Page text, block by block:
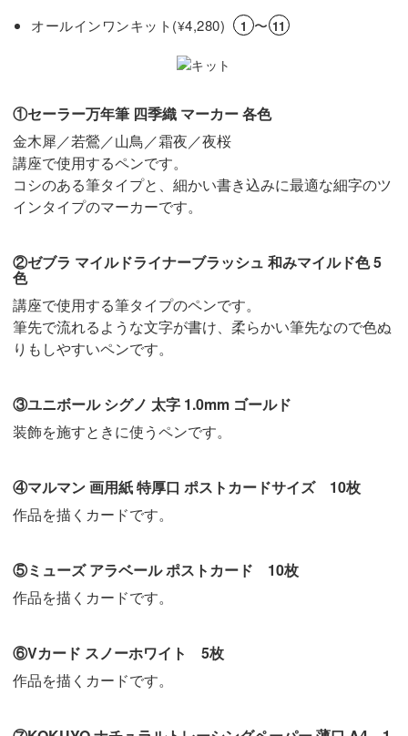
オールインワンキット(¥4,280) 1 〜 11
①セーラー万年筆 四季織 マーカー 各色
金木犀／若鶯／山鳥／霜夜／夜桜
講座で使用するペンです。
コシのある筆タイプと、細かい書き込みに最適な細字のツ
インタイプのマーカーです。
②ゼブラ マイルドライナーブラッシュ 和みマイルド色 5
色
講座で使用する筆タイプのペンです。
筆先で流れるような文字が書け、柔らかい筆先なので色ぬ
りもしやすいペンです。
③ユニボール シグノ 太字 1.0mm ゴールド
装飾を施すときに使うペンです。
④マルマン 画用紙 特厚口 ポストカードサイズ 10枚
作品を描くカードです。
⑤ミューズ アラベール ポストカード 10枚
作品を描くカードです。
⑥Vカード スノーホワイト 5枚
作品を描くカードです。